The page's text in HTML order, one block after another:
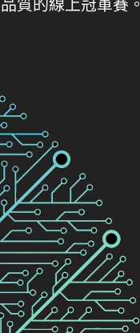
質的線上冠軍賽。